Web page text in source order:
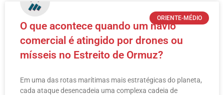
ORIENTE-MÉDIO
O que acontece quando um navio
comercial é atingido por drones ou
mísseis no Estreito de Ormuz?
Em uma das rotas marítimas mais estratégicas do planeta,
cada ataque desencadeia uma complexa cadeia de